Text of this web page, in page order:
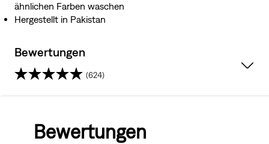
ähnlichen Farben waschen
Hergestellt in Pakistan
Bewertungen
(624)
Bewertungen